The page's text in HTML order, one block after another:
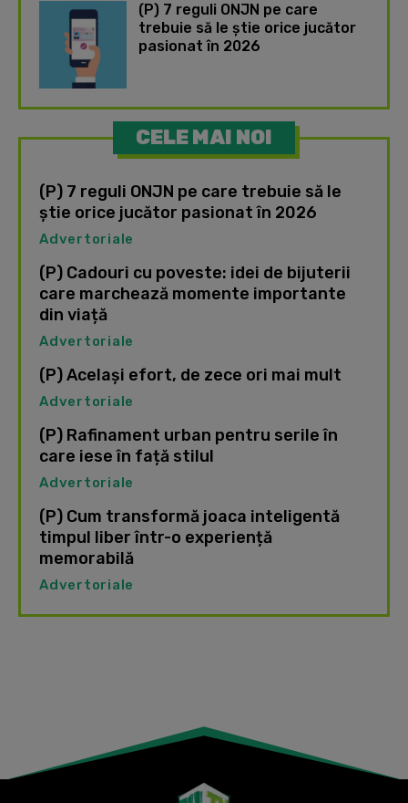
(P) 7 reguli ONJN pe care
trebuie să le știe orice jucător
pasionat în 2026
CELE MAI NOI
(P) 7 reguli ONJN pe care trebuie să le
știe orice jucător pasionat în 2026
Advertoriale
(P) Cadouri cu poveste: idei de bijuterii
care marchează momente importante
din viață
Advertoriale
(P) Același efort, de zece ori mai mult
Advertoriale
(P) Rafinament urban pentru serile în
care iese în față stilul
Advertoriale
(P) Cum transformă joaca inteligentă
timpul liber într-o experiență
memorabilă
Advertoriale